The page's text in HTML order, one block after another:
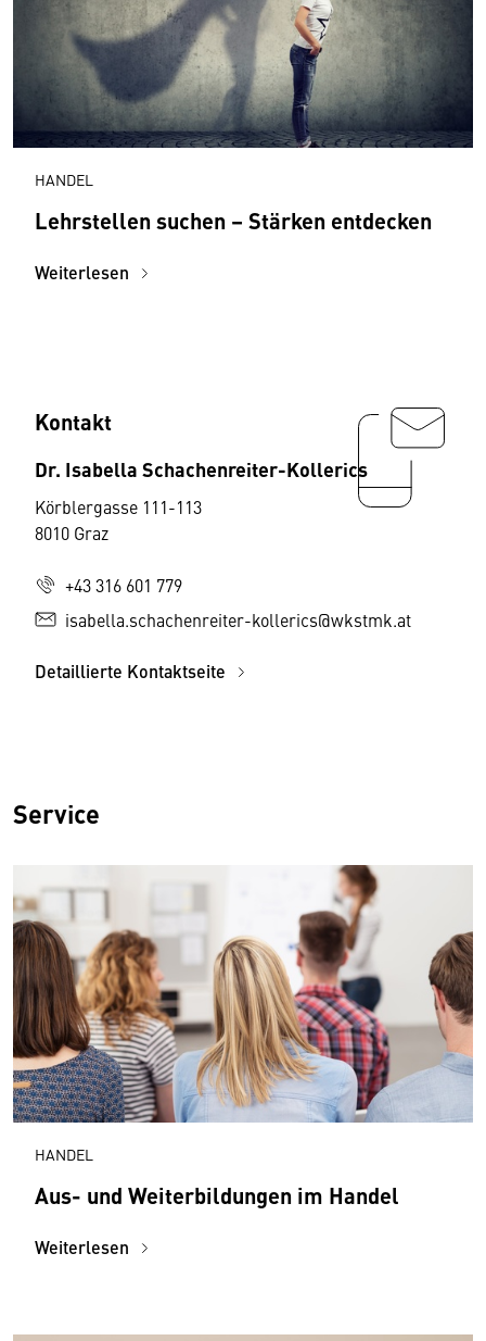
HANDEL
Lehrstellen suchen – Stärken entdecken
Weiterlesen
Kontakt
Dr. Isabella Schachenreiter-Kollerics
Körblergasse 111-113
8010 Graz
+43 316 601 779
isabella.schachenreiter-kollerics@wkstmk.at
Detaillierte Kontaktseite
Service
HANDEL
Aus- und Weiterbildungen im Handel
Weiterlesen